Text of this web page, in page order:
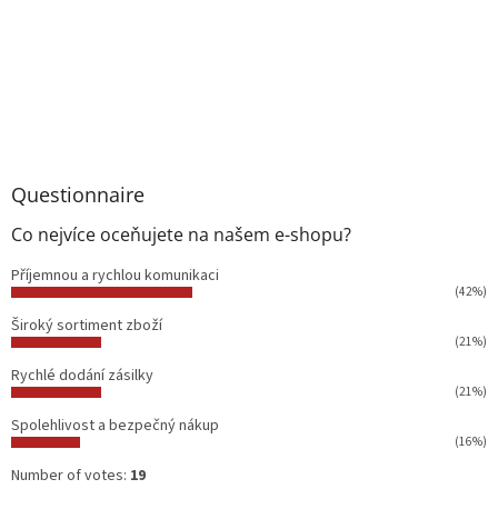
Questionnaire
Co nejvíce oceňujete na našem e-shopu?
Příjemnou a rychlou komunikaci
(42%)
Široký sortiment zboží
(21%)
Rychlé dodání zásilky
(21%)
Spolehlivost a bezpečný nákup
(16%)
Number of votes: 19